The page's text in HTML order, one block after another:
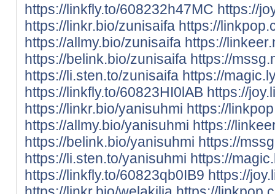
https://linkfly.to/608232h47MC https://
https://linkr.bio/zunisaifa https://
https://allmy.bio/zunisaifa https://
https://belink.bio/zunisaifa https://
https://li.sten.to/zunisaifa https://
https://linkfly.to/60823HI0lAB https://
https://linkr.bio/yanisuhmi https://
https://allmy.bio/yanisuhmi https://
https://belink.bio/yanisuhmi https://
https://li.sten.to/yanisuhmi https://
https://linkfly.to/60823qb0IB9 https://